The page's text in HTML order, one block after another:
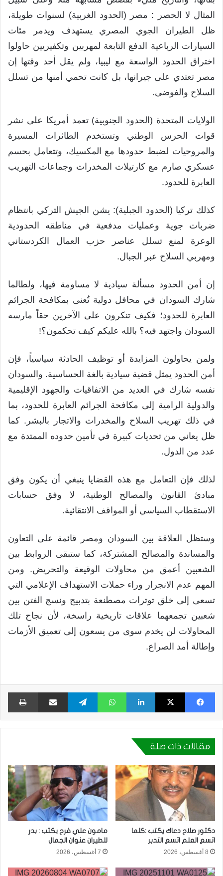
المثال لا الحصر : ​مصر (الحدود الغربية) لسنوات طويلة،
ظل الطيران الجوي المصري يستهدف ويدمر مئات
السيارات الرباعية الدفع التابعة لمهربين وتكفيريين حاولوا
اختراق الحدود الواسعة مع ليبيا، ولم يقل أحد وقتها إن
مصر تعتدي على جيرانها، بل كانت تحمي أمنها من تسلل
السلاح والفوضى.
​الولايات المتحدة (الحدود الجنوبية) تعمد أمريكا على نشر
قوات الحرس الوطني وتستخدم الطائرات المسيرة
والمروحيات لضبط حدودها مع المكسيك، وتتعامل بحسم
عسكري صارم مع كارتيلات المخدرات وجماعات التهريب
العابرة للحدود.
كذلك ​تركيا (الحدود الجبلية): يشن الجيش التركي بانتظام
ضربات جوية وعمليات مدفعية في مناطقه الحدودية
الوعرة لمنع تسلل عناصر حزب العمال الكردستاني
ومهربي السلاح عبر الجبال.
​إن أمن الحدود مسألة سيادية لا مساومة فيها، ولطالما
شارك السودان في محافل دولية تُعنى بمكافحة الجرائم
العابرة للحدود؛ فكيف تنكرون على الآخرين حقاً مارسه
السودان واجتهد فيه؟ بالله عليكم كيف تحكمون؟!
ولمن يحاولون المزايدة أو توظيف الحادثة سياسياً، فإن
أمن الحدود يمثل قضية سيادية بالغة الحساسية. والسودان
نفسه شارك في العديد من الاتفاقيات والجهود الإقليمية
والدولية الرامية إلى مكافحة الجرائم العابرة للحدود، بما
في ذلك تهريب السلاح والمخدرات والاتجار بالبشر. كما
ظل يعاني من تحديات كبيرة في تأمين حدوده الممتدة مع
عدد من الدول.
لذلك فإن التعامل مع هذه القضايا ينبغي أن يكون وفق
مبادئ القانون والمصالح الوطنية، لا وفق حسابات
الاستقطاب السياسي أو المواقف الانتقائية.
وستظل العلاقة بين السودان ومصر قائمة على التعاون
والمساندة والمصالح المشتركة، كما ستبقى الروابط بين
الشعبين أعمق من محاولات الوقيعة والتحريض. ومن
المهم عدم الانجرار وراء حملات الاستهداف الإعلامي التي
تسعى إلى خلق توترات مصطنعة بتدبيج ونسج الفتن بين
شعبين تجمعهما علاقات تاريخية راسخة، لأن نجاح تلك
المحاولات لن يخدم سوى من يسعون إلى تعميق الأزمات
وإطالة أمد الصراع.
فيسبوك X لينكدإن واتساب تيلقرام مشاركة عبر البريد
مقالات ذات صلة
دكتور صلاح دعاك يكتب :كلما
اتسع العلم اتسع التدبر
8 أغسطس، 2026
مامون علي فرح يكتب : بدر
للطيران عنوان الجمال
7 أغسطس، 2026